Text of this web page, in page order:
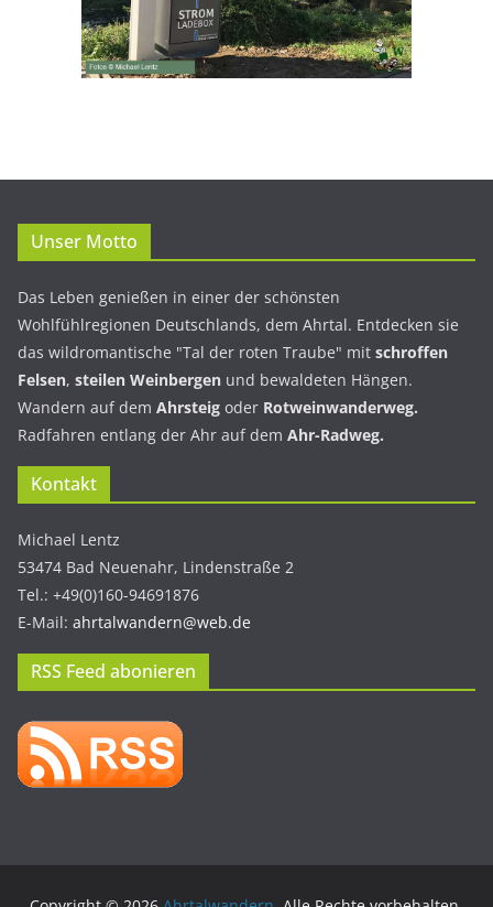
Unser Motto
Das Leben genießen in einer der schönsten
Wohlfühlregionen Deutschlands, dem Ahrtal. Entdecken sie
das wildromantische "Tal der roten Traube" mit schroffen
Felsen, steilen Weinbergen und bewaldeten Hängen.
Wandern auf dem Ahrsteig oder Rotweinwanderweg.
Radfahren entlang der Ahr auf dem Ahr-Radweg.
Kontakt
Michael Lentz
53474 Bad Neuenahr, Lindenstraße 2
Tel.: +49(0)160-94691876
E-Mail: ahrtalwandern@web.de
RSS Feed abonieren